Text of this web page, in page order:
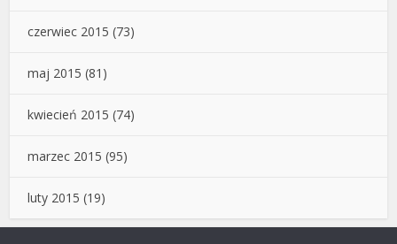
czerwiec 2015 (73)
maj 2015 (81)
kwiecień 2015 (74)
marzec 2015 (95)
luty 2015 (19)